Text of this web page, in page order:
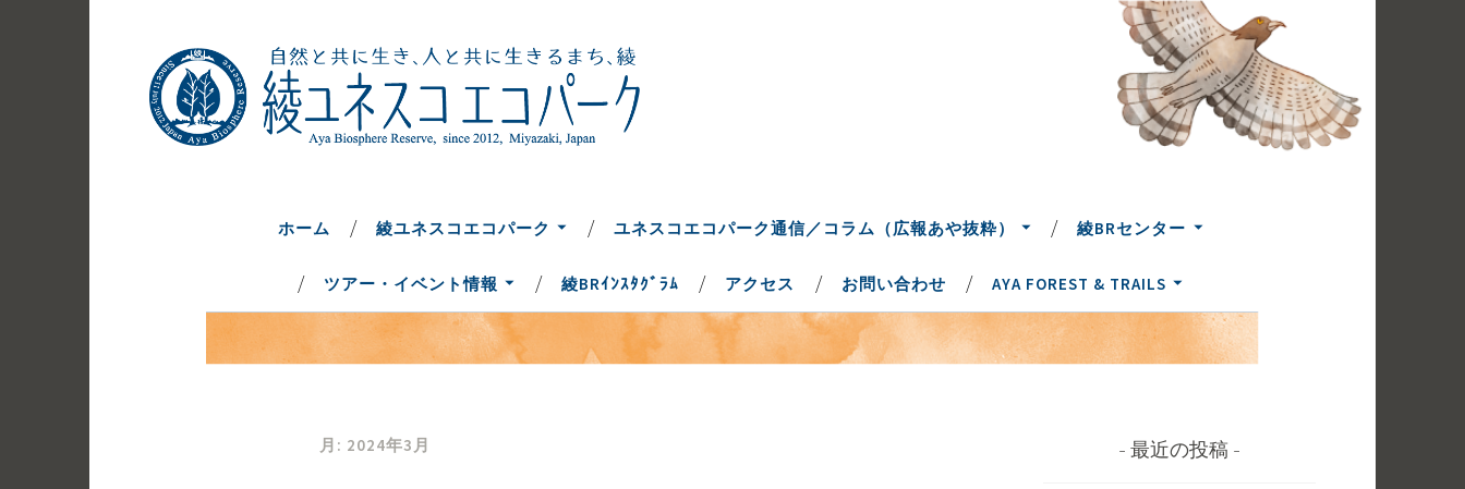
ホーム 綾ユネスコエコパーク ユネスコエコパーク通信／コラム（広報あや抜粋） 綾BRセンター
ツアー・イベント情報 綾BRｲﾝｽﾀｸﾞﾗﾑ アクセス お問い合わせ AYA FOREST & TRAILS
月: 2024年3月 最近の投稿